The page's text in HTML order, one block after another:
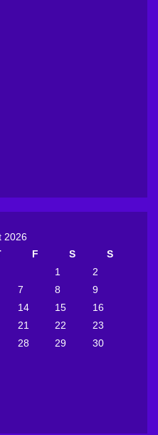
2026
F S
S
1
2
7 8
9
14 15
16
21 22
23
28 29
30